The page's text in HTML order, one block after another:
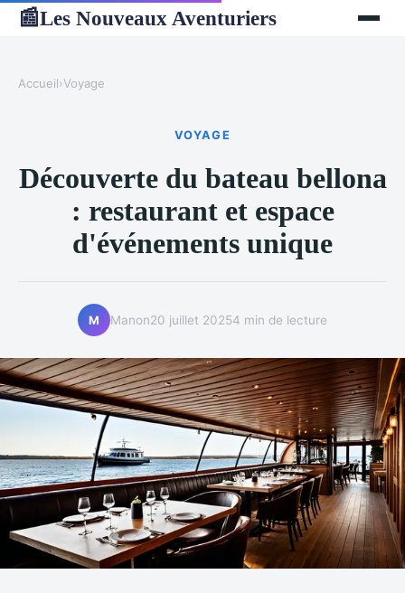
📰Les Nouveaux Aventuriers
Accueil›Voyage
VOYAGE
Découverte du bateau bellona
: restaurant et espace
d'événements unique
M Manon20 juillet 20254 min de lecture